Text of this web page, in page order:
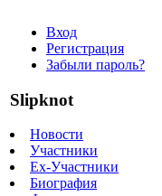
Вход
Регистрация
Забыли пароль?
Slipknot
Новости
Участники
Ex-Участники
Биография